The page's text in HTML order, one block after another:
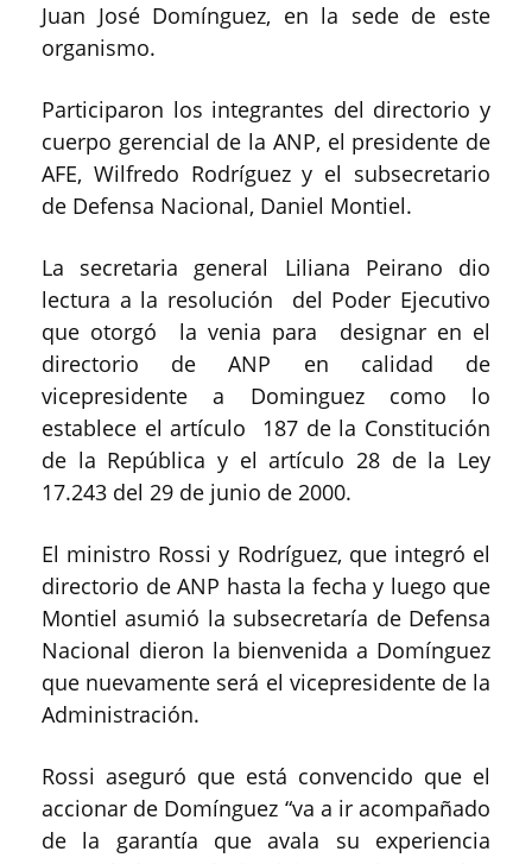
Juan José Domínguez, en la sede de este
organismo.
Participaron los integrantes del directorio y
cuerpo gerencial de la ANP, el presidente de
AFE, Wilfredo Rodríguez y el subsecretario
de Defensa Nacional, Daniel Montiel.
La secretaria general Liliana Peirano dio
lectura a la resolución del Poder Ejecutivo
que otorgó la venia para designar en el
directorio de ANP en calidad de
vicepresidente a Dominguez como lo
establece el artículo 187 de la Constitución
de la República y el artículo 28 de la Ley
17.243 del 29 de junio de 2000.
El ministro Rossi y Rodríguez, que integró el
directorio de ANP hasta la fecha y luego que
Montiel asumió la subsecretaría de Defensa
Nacional dieron la bienvenida a Domínguez
que nuevamente será el vicepresidente de la
Administración.
Rossi aseguró que está convencido que el
accionar de Domínguez “va a ir acompañado
de la garantía que avala su experiencia